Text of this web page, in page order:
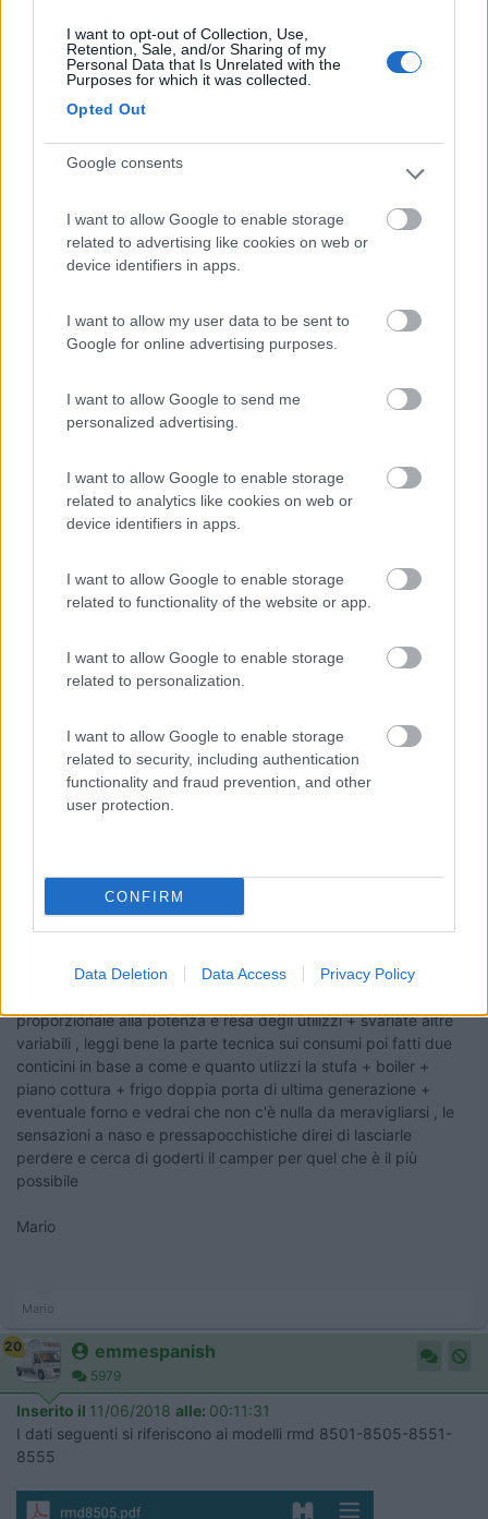
I want to opt-out of Collection, Use,
Retention, Sale, and/or Sharing of my
Personal Data that Is Unrelated with the
Purposes for which it was collected.
Opted Out
Google consents
I want to allow Google to enable storage
related to advertising like cookies on web or
device identifiers in apps.
I want to allow my user data to be sent to
Google for online advertising purposes.
I want to allow Google to send me
personalized advertising.
I want to allow Google to enable storage
related to analytics like cookies on web or
device identifiers in apps.
I want to allow Google to enable storage
related to functionality of the website or app.
I want to allow Google to enable storage
related to personalization.
I want to allow Google to enable storage
related to security, including authentication
functionality and fraud prevention, and other
user protection.
CONFIRM
Data Deletion Data Access Privacy Policy
Il camper è come la salute: ti accorgi come stavi bene prima, quando non l'hai
Fermiamoci un attimo, arriveremo prima (proverbio Tuareg) ‹(•¿•)›‹(•¿•)›
Se l'evoluzione ci ha dato 2 orecchie e una bocca, significa che dobbiamo tutti
IZ4DJI
58914
disponibile solo con frigo alto, e infatti consuma piu gas. In 35
giorni andata quasi completamente una bombola. Parlo di
neanche troppo calda.
Volevo togliere il frigo e sostituirlo con uno a compressore da 50
litri ma alla moglie purtroppo il frigo grande piace. E'tanto
le cose inutili e che rimangono dietro, che così anche in camper
si sente come a casa
____________________________________
www.iz4dji.it
ecostar
Inserito il10/06/2018 alle:23:26:08
proporzionale alla potenza e resa degli utilizzi + svariate altre
variabili , leggi bene la parte tecnica sui consumi poi fatti due
conticini in base a come e quanto utlizzi la stufa + boiler +
piano cottura + frigo doppia porta di ultima generazione +
eventuale forno e vedrai che non c'è nulla da meravigliarsi , le
sensazioni a naso e pressapocchistiche direi di lasciarle
perdere e cerca di goderti il camper per quel che è il più
possibile
Mario
Mario
20 emmespanish
5979
Inserito il 11/06/2018 alle: 00:11:31
I dati seguenti si riferiscono ai modelli rmd 8501-8505-8551-
8555